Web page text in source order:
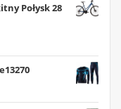
Połysk 28